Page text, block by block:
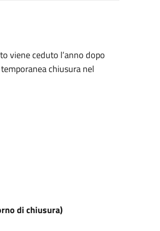
viene ceduto l’anno dopo
chiusura nel
di chiusura)